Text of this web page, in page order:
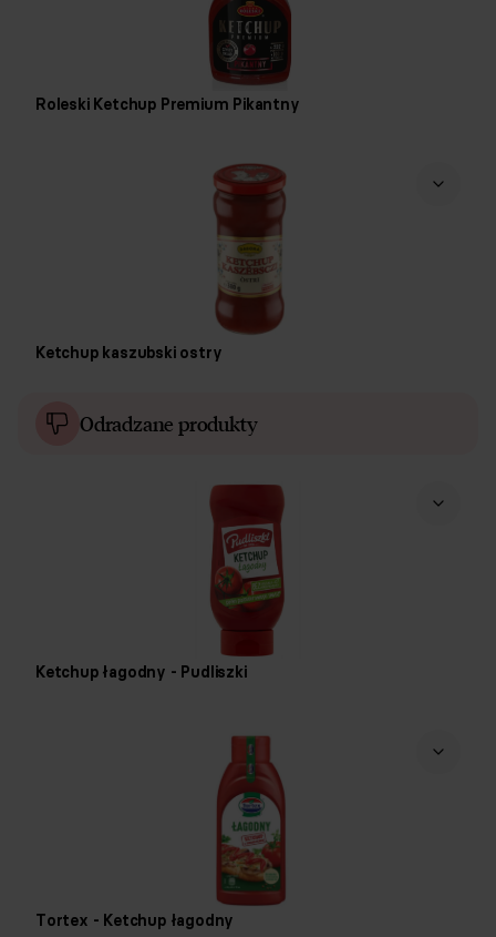
Roleski Ketchup Premium Pikantny
Ketchup kaszubski ostry
Odradzane produkty
Ketchup łagodny - Pudliszki
Tortex - Ketchup łagodny